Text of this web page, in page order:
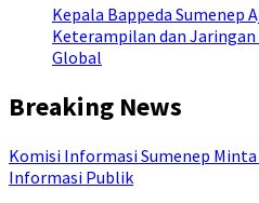
Kepala Bappeda Sumenep
Keterampilan dan
Global
Breaking News
Komisi Informasi Sumenep
Informasi Publik